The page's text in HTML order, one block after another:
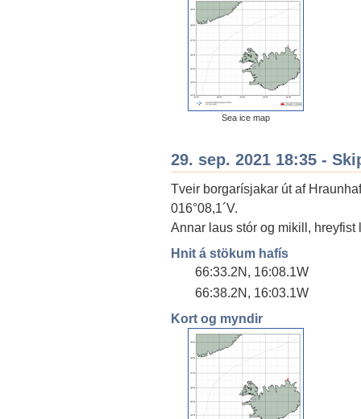
Sea ice map
29. sep. 2021 18:35 -
Tveir borgarísjakar út af
016°08,1´V.
Annar laus stór og mikill, hreyfist
Hnit á stökum hafís
66:33.2N, 16:08.1W
66:38.2N, 16:03.1W
Kort og myndir